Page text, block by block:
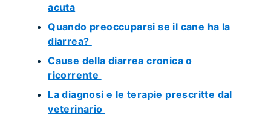
acuta
Quando preoccuparsi se il cane ha la
diarrea?
Cause della diarrea cronica o
ricorrente
La diagnosi e le terapie prescritte dal
veterinario